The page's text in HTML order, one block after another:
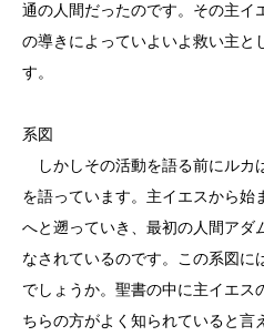
通の人間だったのです。その主イ
の導きによっていよいよ救い主と
す。
系図
しかしその活動を語る前にルカ
を語っています。主イエスから始
へと遡っていき、最初の人間アダ
なされているのです。この系図に
でしょうか。聖書の中に主イエス
ちらの方がよく知られていると言